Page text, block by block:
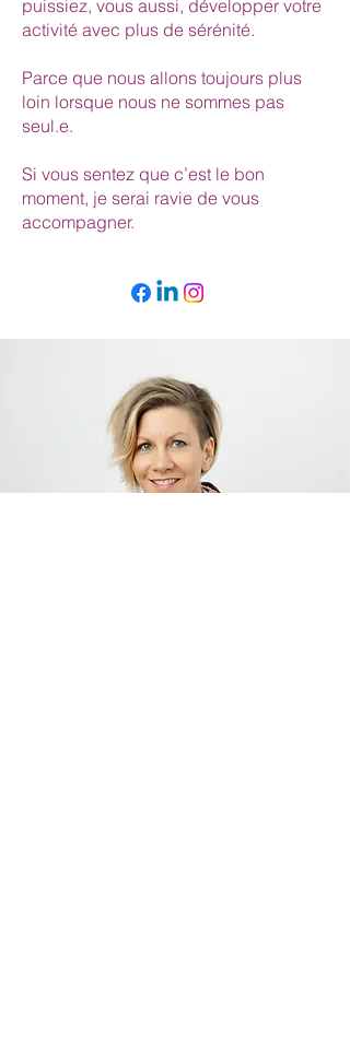
puissiez, vous aussi, développer votre
activité avec plus de sérénité.
Parce que nous allons toujours plus
loin lorsque nous ne sommes pas
seul.e.
Si vous sentez que c’est le bon
moment, je serai ravie de vous
accompagner.